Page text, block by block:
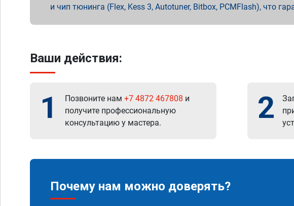
и чип тюнинга (Flex, Kess 3, Autotuner, Bitbox, PCMFlash), что
Ваши действия:
1 Позвоните нам +7 4872 467808 и
получите профессиональную
консультацию у мастера.
2
Почему нам можно доверять?